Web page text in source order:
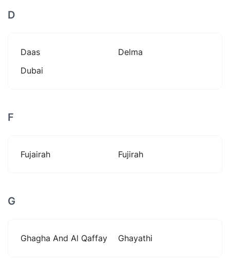
D
Daas
Delma
Dubai
F
Fujairah Fujirah
G
Ghagha And Al Qaffay Ghayathi